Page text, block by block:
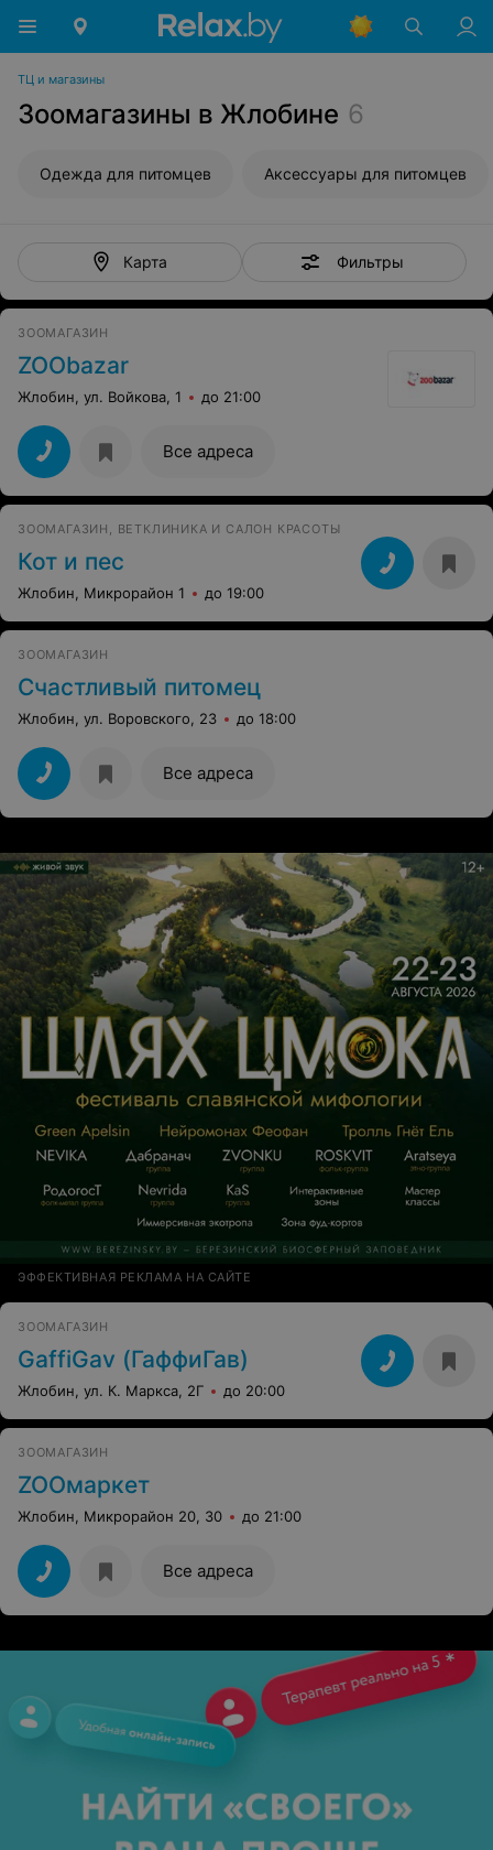
ТЦ и магазины
Зоомагазины в Жлобине 6
Одежда для питомцев Аксессуары для питомцев
Карта Фильтры
ЗООМАГАЗИН
ZOObazar
Жлобин, ул. Войкова, 1 до 21:00
Все адреса
ЗООМАГАЗИН, ВЕТКЛИНИКА И САЛОН КРАСОТЫ
Кот и пес
Жлобин, Микрорайон 1 до 19:00
ЗООМАГАЗИН
Счастливый питомец
Жлобин, ул. Воровского, 23 до 18:00
Все адреса
ЭФФЕКТИВНАЯ РЕКЛАМА НА САЙТЕ
ЗООМАГАЗИН
GaffiGav (ГаффиГав)
Жлобин, ул. К. Маркса, 2Г до 20:00
ЗООМАГАЗИН
ZOOмаркет
Жлобин, Микрорайон 20, 30 до 21:00
Все адреса